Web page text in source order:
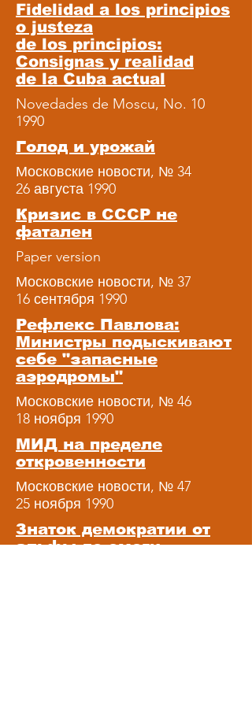
Fidelidad a los principios
o justeza
de los principios:
Consignas y realidad
de la Cuba actual
Novedades de Moscu, No. 10
1990
Голод и урожай
Московские новости, № 34
26 августа 1990
Кризис в СССР не
фатален
Paper version
Московские новости, № 37
16 сентября 1990
Рефлекс Павлова:
Министры подыскивают
себе "запасные
аэродромы"
Московские новости, № 46
18 ноября 1990
МИД на пределе
откровенности
Московские новости, № 47
25 ноября 1990
Знаток демократии от
альфы до омеги